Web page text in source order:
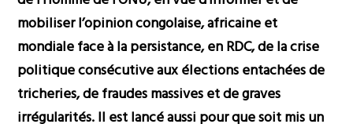
mobiliser l’opinion congolaise, africaine et
mondiale face à la persistance, en RDC, de la crise
politique consécutive aux élections entachées de
tricheries, de fraudes massives et de graves
irrégularités. Il est lancé aussi pour que soit mis un